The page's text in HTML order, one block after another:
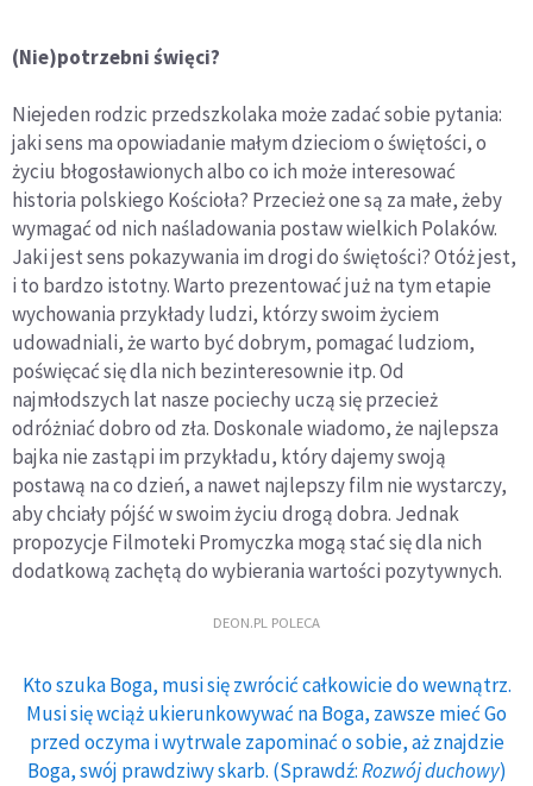
(Nie)potrzebni święci?
Niejeden rodzic przedszkolaka może zadać sobie pytania:
jaki sens ma opowiadanie małym dzieciom o świętości, o
życiu błogosławionych albo co ich może interesować
historia polskiego Kościoła? Przecież one są za małe, żeby
wymagać od nich naśladowania postaw wielkich Polaków.
Jaki jest sens pokazywania im drogi do świętości? Otóż jest,
i to bardzo istotny. Warto prezentować już na tym etapie
wychowania przykłady ludzi, którzy swoim życiem
udowadniali, że warto być dobrym, pomagać ludziom,
poświęcać się dla nich bezinteresownie itp. Od
najmłodszych lat nasze pociechy uczą się przecież
odróżniać dobro od zła. Doskonale wiadomo, że najlepsza
bajka nie zastąpi im przykładu, który dajemy swoją
postawą na co dzień, a nawet najlepszy film nie wystarczy,
aby chciały pójść w swoim życiu drogą dobra. Jednak
propozycje Filmoteki Promyczka mogą stać się dla nich
dodatkową zachętą do wybierania wartości pozytywnych.
DEON.PL POLECA
Kto szuka Boga, musi się zwrócić całkowicie do wewnątrz.
Musi się wciąż ukierunkowywać na Boga, zawsze mieć Go
przed oczyma i wytrwale zapominać o sobie, aż znajdzie
Boga, swój prawdziwy skarb. (Sprawdź:Rozwój duchowy)